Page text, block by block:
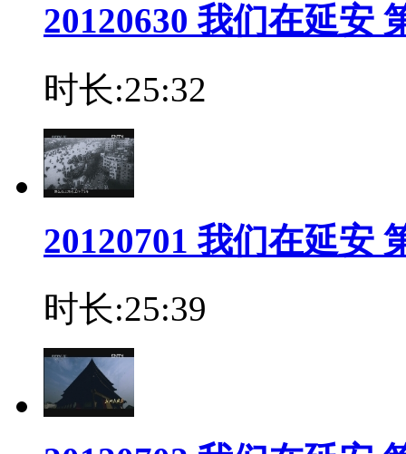
20120630 我们在延安
时长:25:32
20120701 我们在延安
时长:25:39